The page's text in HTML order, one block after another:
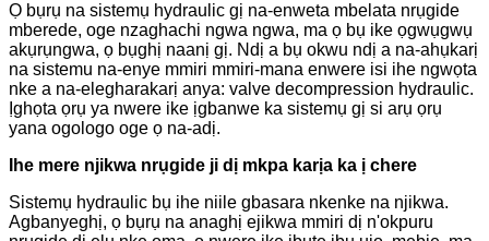
Ọ bụrụ na sistemụ hydraulic gị na-enweta mbelata nrụgide
mberede, oge nzaghachi ngwa ngwa, ma ọ bụ ike ọgwụgwụ
akụrụngwa, ọ bụghị naanị gị. Ndị a bụ okwu ndị a na-ahụkarị
na sistemu na-enye mmiri mmiri-mana enwere isi ihe ngwọta
nke a na-elegharakarị anya: valve decompression hydraulic.
Ịghọta ọrụ ya nwere ike ịgbanwe ka sistemụ gị si arụ ọrụ
yana ogologo oge ọ na-adị.
Ihe mere njikwa nrụgide ji dị mkpa karịa ka ị chere
Sistemụ hydraulic bụ ihe niile gbasara nkenke na njikwa.
Agbanyeghị, ọ bụrụ na anaghị ejikwa mmiri dị n'okpuru